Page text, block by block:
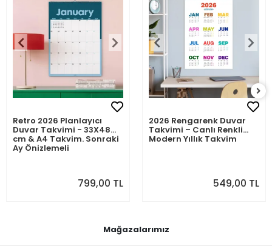
Retro 2026 Planlayıcı
Duvar Takvimi - 33X48
cm & A4 Takvim. Sonraki
Ay Önizlemeli
799,00 TL
2026 Rengarenk Duvar
Takvimi – Canlı Renkli
Modern Yıllık Takvim
549,00 TL
Mağazalarımız